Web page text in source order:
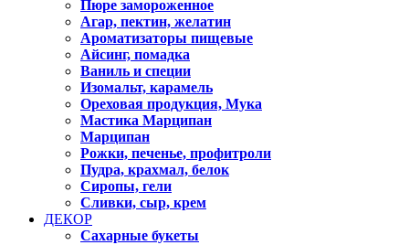
Пюре замороженное
Агар, пектин, желатин
Ароматизаторы пищевые
Айсинг, помадка
Ваниль и специи
Изомальт, карамель
Ореховая продукция, Мука
Мастика Марципан
Марципан
Рожки, печенье, профитроли
Пудра, крахмал, белок
Сиропы, гели
Сливки, сыр, крем
ДЕКОР
Сахарные букеты